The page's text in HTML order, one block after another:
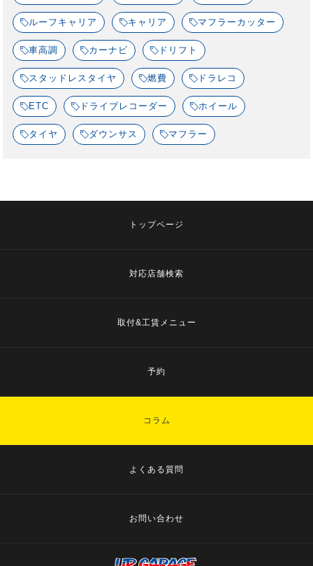
ルーフキャリア キャリア マフラーカッター
車高調 カーナビ ドリフト
スタッドレスタイヤ 燃費 ドラレコ
ETC ドライブレコーダー ホイール
タイヤ ダウンサス マフラー
トップページ
対応店舗検索
取付&工賃メニュー
予約
コラム
よくある質問
お問い合わせ